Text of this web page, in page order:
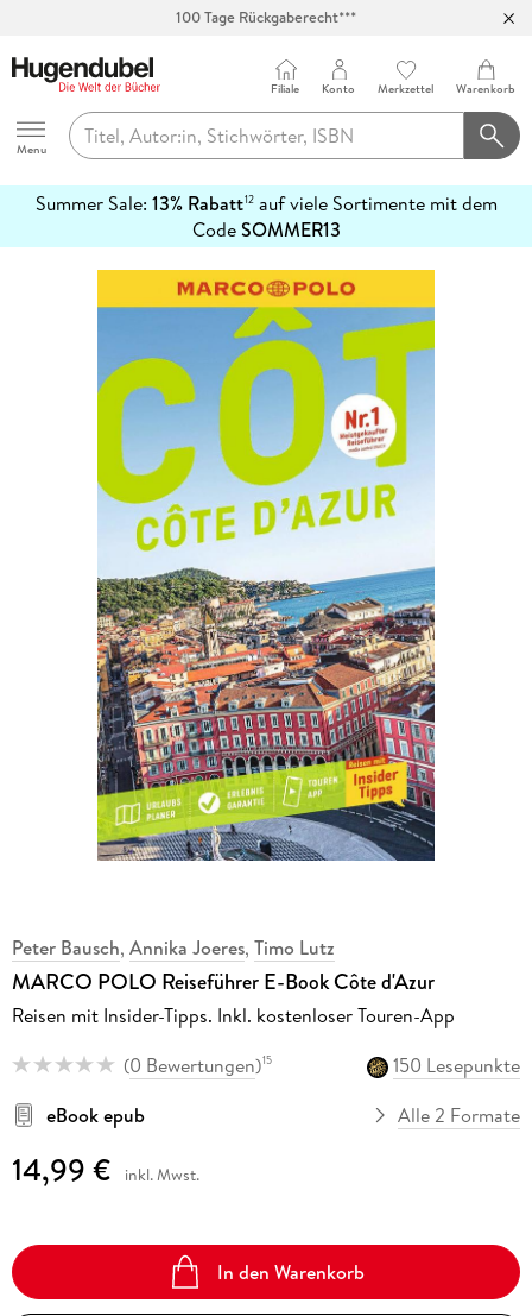
100 Tage Rückgaberecht***
Hugendubel
Menu
Filiale Konto Merkzettel Warenkorb
Summer Sale: 13% Rabatt12auf viele Sortimente mit dem
CodeSOMMER13
erfahren
Peter Bausch, Annika Joeres, Timo Lutz
MARCO POLO Reiseführer E-Book Côte d'Azur
Reisen mit Insider-Tipps. Inkl. kostenloser Touren-App
(0 Bewertungen)15
150 Lesepunkte
eBook epub
Alle 2 Formate
14,99 € inkl. Mwst.
In den Warenkorb